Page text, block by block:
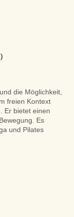
die Möglichkeit,
freien Kontext
Er bietet einen
Es
und Pilates